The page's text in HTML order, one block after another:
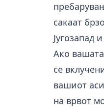
сакаат
Југозапад
Ако
се
вашиот
на врвот